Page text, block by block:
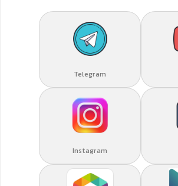
Telegram
Instagram